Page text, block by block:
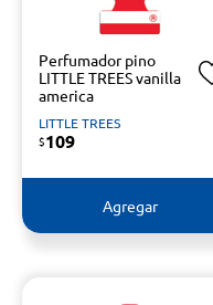
Perfumador pino
LITTLE TREES vanilla
america
LITTLE TREES
$109
Agregar